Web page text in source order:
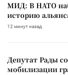
МИД: В НАТО
историю
12 минут назад
Депутат Рады
мобилизации